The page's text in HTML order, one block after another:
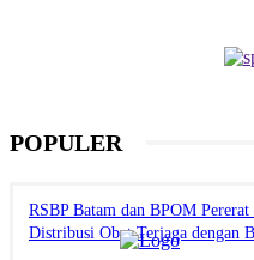
POPULER
RSBP Batam dan BPOM
Distribusi Obat Terjaga dengan